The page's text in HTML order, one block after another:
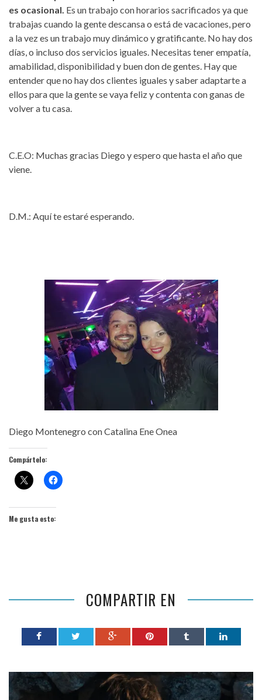
es ocasional. Es un trabajo con horarios sacrificados ya que
trabajas cuando la gente descansa o está de vacaciones, pero
a la vez es un trabajo muy dinámico y gratificante. No hay dos
días, o incluso dos servicios iguales. Necesitas tener empatía,
amabilidad, disponibilidad y buen don de gentes. Hay que
entender que no hay dos clientes iguales y saber adaptarte a
ellos para que la gente se vaya feliz y contenta con ganas de
volver a tu casa.
C.E.O: Muchas gracias Diego y espero que hasta el año que
viene.
D.M.: Aquí te estaré esperando.
Diego Montenegro con Catalina Ene Onea
Compártelo:
Me gusta esto:
COMPARTIR EN